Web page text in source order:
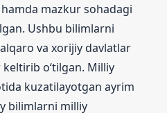
mazkur sohadagi
Ushbu bilimlarni
va xorijiy davlatlar
o‘tilgan. Milliy
kuzatilayotgan ayrim
bilimlarni milliy